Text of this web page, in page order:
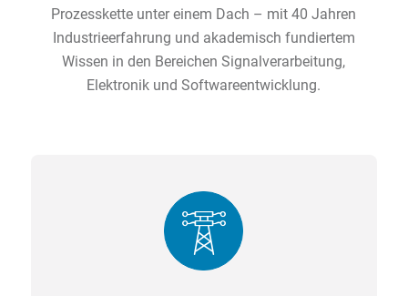
Prozesskette unter einem Dach – mit 40 Jahren
Industrieerfahrung und akademisch fundiertem
Wissen in den Bereichen Signalverarbeitung,
Elektronik und Softwareentwicklung.